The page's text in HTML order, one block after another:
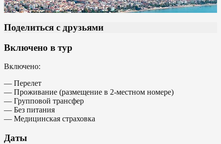
Поделиться с друзьями
Включено в тур
Включено:
— Перелет
— Проживание (размещение в 2-местном номере)
— Групповой трансфер
— Без питания
— Медицинская страховка
Даты